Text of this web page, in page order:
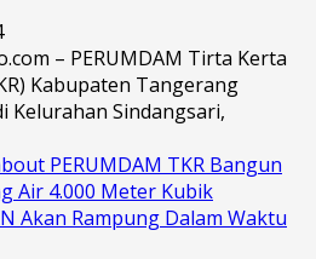
– PERUMDAM Tirta Kerta
Kabupaten Tangerang
Kelurahan Sindangsari,
PERUMDAM TKR Bangun
Air 4.000 Meter Kubik
Akan Rampung Dalam Waktu